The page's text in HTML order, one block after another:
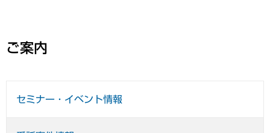
ご案内
セミナー・イベント情報